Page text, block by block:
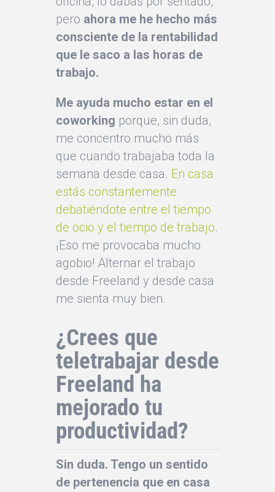
pero ahora me he hecho más
consciente de la rentabilidad
que le saco a las horas de
trabajo.
Me ayuda mucho estar en el
coworking porque, sin duda,
me concentro mucho más
que cuando trabajaba toda la
semana desde casa. En casa
estás constantemente
debatiéndote entre el tiempo
de ocio y el tiempo de trabajo.
¡Eso me provocaba mucho
agobio! Alternar el trabajo
desde Freeland y desde casa
me sienta muy bien.
¿Crees que
teletrabajar desde
Freeland ha
mejorado tu
productividad?
Sin duda. Tengo un sentido
de pertenencia que en casa